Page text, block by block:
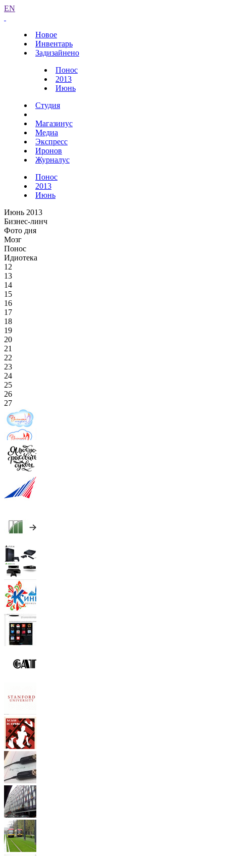
EN
Новое
Инвентарь
Задизайнено
Понос
2013
Июнь
Студия
Магазинус
Медиа
Экспресс
Иронов
Журналус
Понос
2013
Июнь
Июнь 2013
Бизнес-линч
Фото дня
Мозг
Понос
Идиотека
12
13
14
15
16
17
18
19
20
21
22
23
24
25
26
27